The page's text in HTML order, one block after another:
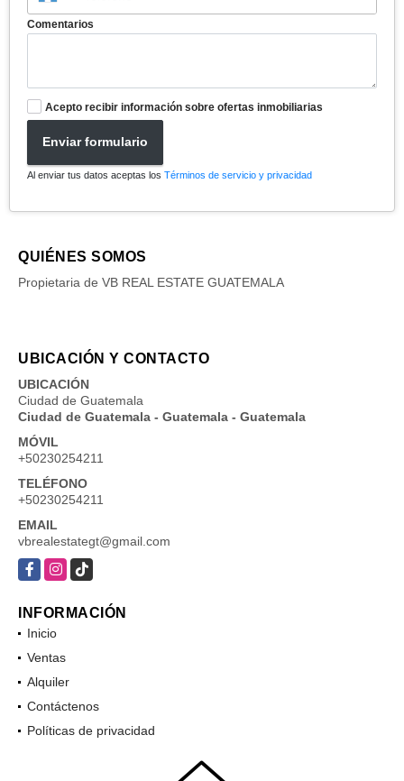
Comentarios
Acepto recibir información sobre ofertas inmobiliarias
Enviar formulario
Al enviar tus datos aceptas los Términos de servicio y privacidad
QUIÉNES SOMOS
Propietaria de VB REAL ESTATE GUATEMALA
UBICACIÓN Y CONTACTO
UBICACIÓN
Ciudad de Guatemala
Ciudad de Guatemala - Guatemala - Guatemala
MÓVIL
+50230254211
TELÉFONO
+50230254211
EMAIL
vbrealestategt@gmail.com
FacebookInstagram
TikTok
INFORMACIÓN
Inicio
Ventas
Alquiler
Contáctenos
Políticas de privacidad